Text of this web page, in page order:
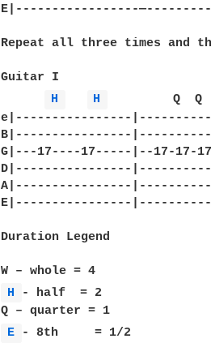
E|-----------------
Repeat all three times and
Guitar I
H
H
Q  Q
e|----------------
B|----------------
G|---17----17-----|--17-17-
D|----------------
A|----------------
E|----------------
Duration Legend
H
- half  = 2
E
- 8th     = 1/2